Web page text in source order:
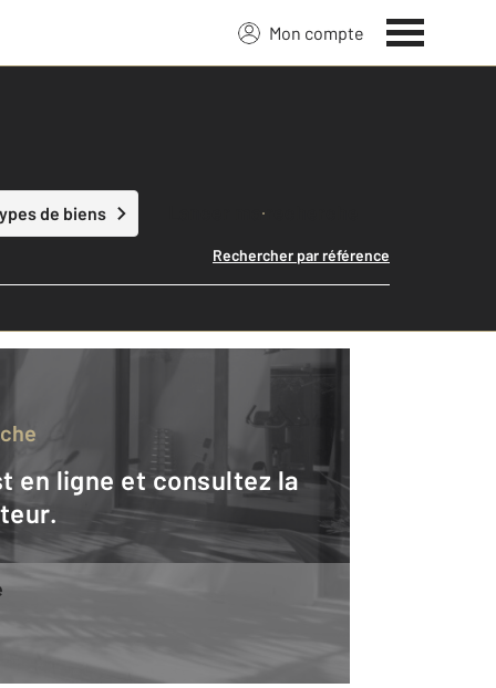
Mon compte
de biens Lancer ma recherche
Rechercher par référence